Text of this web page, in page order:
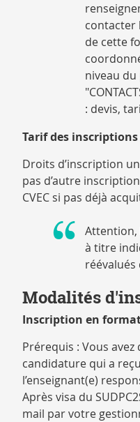
contacter
de cette
niveau
: devis,
Tarif des
Droits d’inscription
pas d’autre
CVEC si pas déjà
Attention,
à titre
réévalués
Modalités
Inscription en
Prérequis : Vous
candidature qui a
l’enseignant(e)
Après visa du
mail par votre